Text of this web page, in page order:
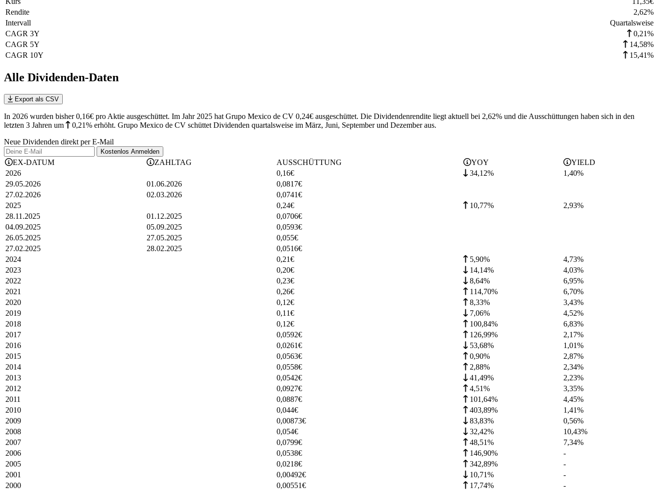
Rendite
2,62%
Intervall
Quartalsweise
CAGR 3Y
0,21%
CAGR 5Y
14,58%
CAGR 10Y
15,41%
Alle Dividenden-Daten
Export als CSV
In 2026 wurden bisher 0,16€ pro Aktie ausgeschüttet. Im Jahr 2025 hat Grupo Mexico de CV 0,24€ ausgeschüttet. Die Dividendenrendite liegt aktuell bei 2,62% und die Ausschüttungen haben sich in den
letzten 3 Jahren um 0,21% erhöht. Grupo Mexico de CV schüttet Dividenden quartalsweise im März, Juni, September und Dezember aus.
Neue Dividenden direkt per E-Mail
Kostenlos Anmelden
EX-DATUM ZAHLTAG AUSSCHÜTTUNG YOY
YIELD
2026
0,16€ 34,12% 1,40%
29.05.2026
01.06.2026 0,0817€
27.02.2026
02.03.2026 0,0741€
2025
0,24€ 10,77% 2,93%
28.11.2025
01.12.2025 0,0706€
04.09.2025
05.09.2025 0,0593€
26.05.2025
27.05.2025 0,055€
27.02.2025
28.02.2025 0,0516€
2024
0,21€ 5,90% 4,73%
2023
0,20€ 14,14% 4,03%
2022
0,23€ 8,64% 6,95%
2021
0,26€ 114,70% 6,70%
2020
0,12€ 8,33% 3,43%
2019
0,11€ 7,06% 4,52%
2018
0,12€ 100,84% 6,83%
2017
0,0592€ 126,99% 2,17%
2016
0,0261€ 53,68% 1,01%
2015
0,0563€ 0,90% 2,87%
2014
0,0558€ 2,88% 2,34%
2013
0,0542€ 41,49% 2,23%
2012
0,0927€ 4,51% 3,35%
2011
0,0887€ 101,64% 4,45%
2010
0,044€ 403,89% 1,41%
2009
0,00873€ 83,83% 0,56%
2008
0,054€ 32,42% 10,43%
2007
0,0799€ 48,51% 7,34%
2006
0,0538€ 146,90%
-
2005
0,0218€ 342,89%
-
2001
0,00492€ 10,71%
-
2000
0,00551€ 17,74%
-